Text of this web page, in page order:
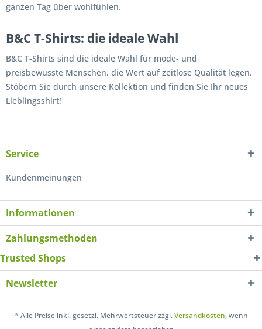
ganzen Tag über wohlfühlen.
B&C T-Shirts: die ideale Wahl
B&C T-Shirts sind die ideale Wahl für mode- und
preisbewusste Menschen, die Wert auf zeitlose Qualität legen.
Stöbern Sie durch unsere Kollektion und finden Sie Ihr neues
Lieblingsshirt!
Service
Kundenmeinungen
Informationen
Zahlungsmethoden
Trusted Shops
Newsletter
* Alle Preise inkl. gesetzl. Mehrwertsteuer zzgl.Versandkosten, wenn